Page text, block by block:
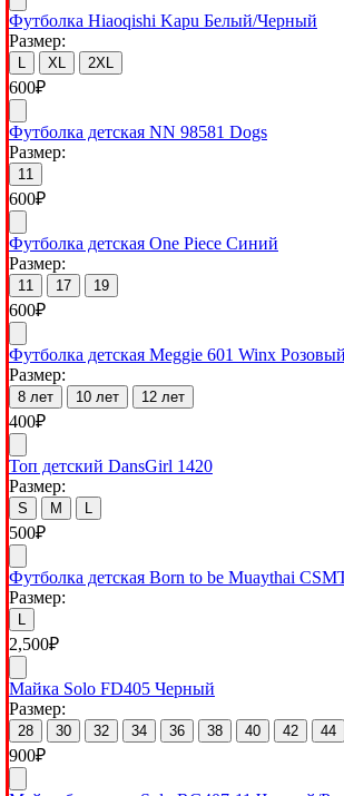
Футболка Hiaoqishi Kapu Белый/Черный
Размер:
XL 2XL
600₽
Футболка детская NN 98581 Dogs
Размер:
11
600₽
Футболка детская One Piece Синий
Размер:
11 17 19
600₽
Футболка детская Meggie 601 Winx Розовый
Размер:
8 лет 10 лет 12 лет
400₽
Топ детский DansGirl 1420
Размер:
S M
500₽
Футболка детская Born to be Muaythai
Размер:
2,500₽
Майка Solo FD405 Черный
Размер:
28 30 32 34 36 38 40 42 44
900₽